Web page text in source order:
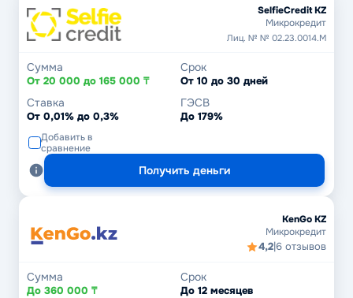
SelfieCredit KZ
Микрокредит
Лиц. № № 02.23.0014.М
Сумма
От 20 000 до 165 000 ₸
Срок
От 10 до 30 дней
Ставка
От 0,01% до 0,3%
ГЭСВ
До 179%
Добавить в
сравнение
Получить деньги
KenGo KZ
Микрокредит
4,2|6 отзывов
Сумма
До 360 000 ₸
Срок
До 12 месяцев